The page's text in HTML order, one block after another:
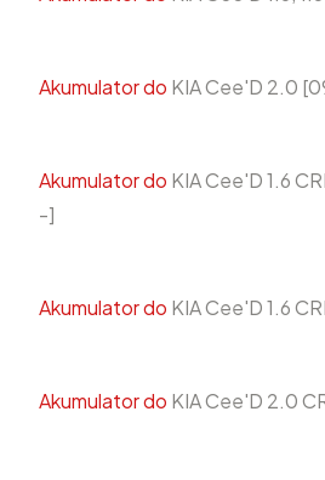
Akumulator do KIA Cee'D 2.0
Akumulator do KIA Cee'D 1.6
-]
Akumulator do KIA Cee'D 1.6
Akumulator do KIA Cee'D 2.0